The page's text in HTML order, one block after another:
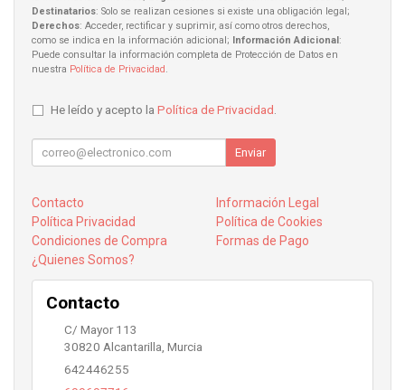
Destinatarios: Solo se realizan cesiones si existe una obligación legal;
Derechos: Acceder, rectificar y suprimir, así como otros derechos,
como se indica en la información adicional; Información Adicional:
Puede consultar la información completa de Protección de Datos en
nuestra Política de Privacidad.
He leído y acepto la Política de Privacidad.
Enviar
Contacto
Información Legal
Política Privacidad
Política de Cookies
Condiciones de Compra
Formas de Pago
¿Quienes Somos?
Contacto
C/ Mayor 113
30820 Alcantarilla, Murcia
642446255